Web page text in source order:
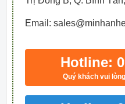
Email:
Hotline:
Quý khách vui